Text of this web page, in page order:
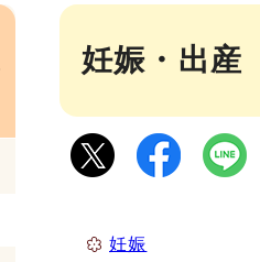
妊娠・出産
妊娠